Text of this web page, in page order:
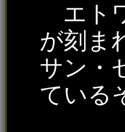
エト
が刻ま
サン・
ている